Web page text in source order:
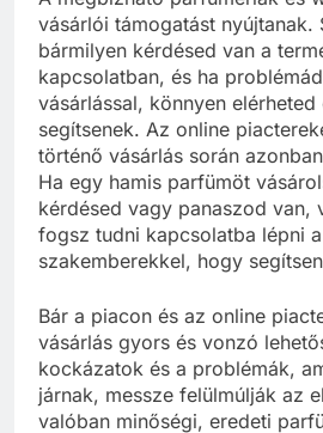
vásárlói támogatást nyújtanak.
bármilyen kérdésed van a
kapcsolatban, és ha
vásárlással, könnyen
segítsenek. Az online
történő vásárlás során
Ha egy hamis parfümöt
kérdésed vagy panaszod van,
fogsz tudni kapcsolatba lépni
szakemberekkel, hogy
Bár a piacon és az online
vásárlás gyors és vonzó
kockázatok és a problémák,
járnak, messze felülmúlják az
valóban minőségi, eredeti